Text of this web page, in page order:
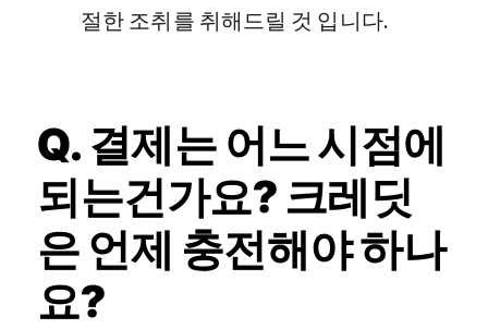
절한 조취를 취해드릴 것 입니다.
Q. 결제는 어느 시점에
되는건가요? 크레딧
은 언제 충전해야 하나
요?